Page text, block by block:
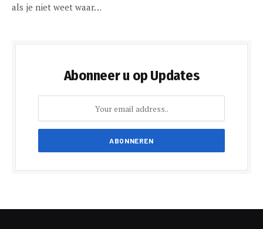
als je niet weet waar…
Abonneer u op Updates